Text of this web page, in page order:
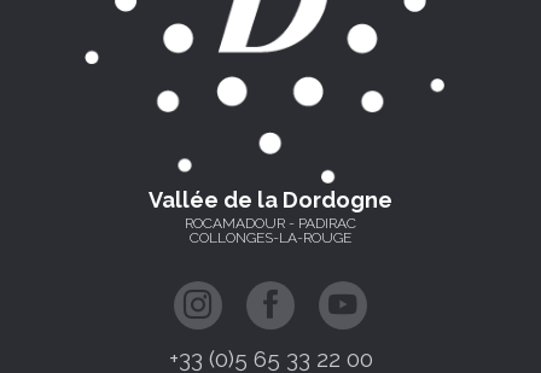
Vallée de la Dordogne
ROCAMADOUR - PADIRAC
COLLONGES-LA-ROUGE
+33 (0)5 65 33 22 00